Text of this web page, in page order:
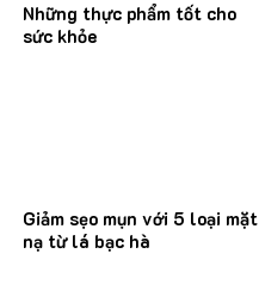
Những thực phẩm tốt cho
sức khỏe
Giảm sẹo mụn với 5 loại mặt
nạ từ lá bạc hà